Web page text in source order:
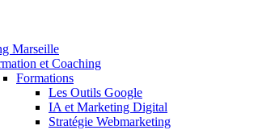
Marseille
et Coaching
Formations
Les Outils Google
IA et Marketing Digital
Stratégie Webmarketing